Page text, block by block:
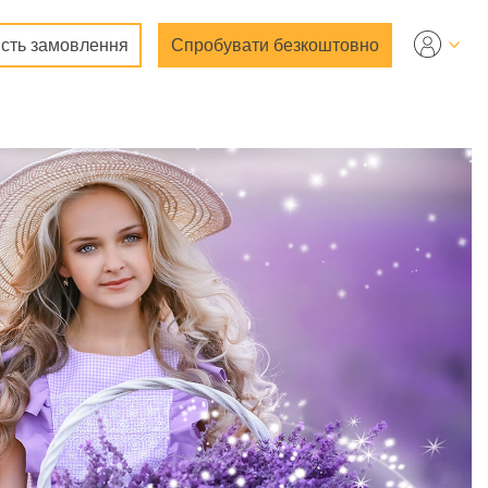
замовлення Спробувати безкоштовно